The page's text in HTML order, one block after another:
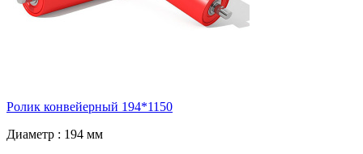
Ролик конвейерный 194*1150
Диаметр : 194 мм